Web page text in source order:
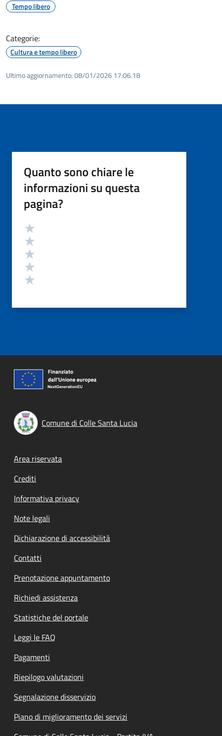
Tempo libero
Categorie:
Cultura e tempo libero
Ultimo aggiornamento:08/01/2026 17:06.18
Quanto sono chiare le
informazioni su questa
pagina?
Valutazione
Comune di Colle Santa Lucia
Footer menu
Area riservata
Crediti
Informativa privacy
Note legali
Dichiarazione di accessibilità
Contatti
Prenotazione appuntamento
Richiedi assistenza
Statistiche del portale
Leggi le FAQ
Pagamenti
Riepilogo valutazioni
Segnalazione disservizio
Piano di miglioramento dei servizi